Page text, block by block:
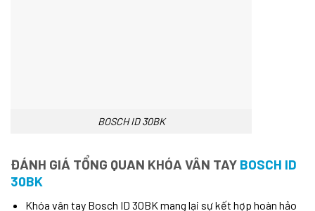
BOSCH ID 30BK
ĐÁNH GIÁ TỔNG QUAN KHÓA VÂN TAY BOSCH ID
30BK
Khóa vân tay Bosch ID 30BK mang lại sự kết hợp hoàn hảo